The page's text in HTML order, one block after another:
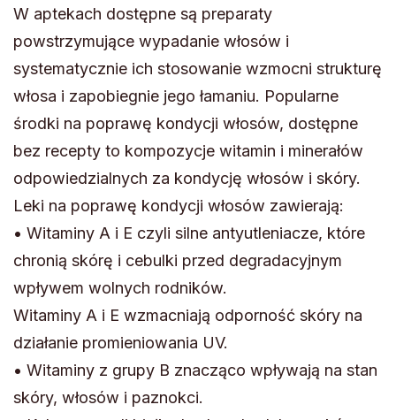
W aptekach dostępne są preparaty
powstrzymujące wypadanie włosów i
systematycznie ich stosowanie wzmocni strukturę
włosa i zapobiegnie jego łamaniu. Popularne
środki na poprawę kondycji włosów, dostępne
bez recepty to kompozycje witamin i minerałów
odpowiedzialnych za kondycję włosów i skóry.
Leki na poprawę kondycji włosów zawierają:
• Witaminy A i E czyli silne antyutleniacze, które
chronią skórę i cebulki przed degradacyjnym
wpływem wolnych rodników.
Witaminy A i E wzmacniają odporność skóry na
działanie promieniowania UV.
• Witaminy z grupy B znacząco wpływają na stan
skóry, włosów i paznokci.